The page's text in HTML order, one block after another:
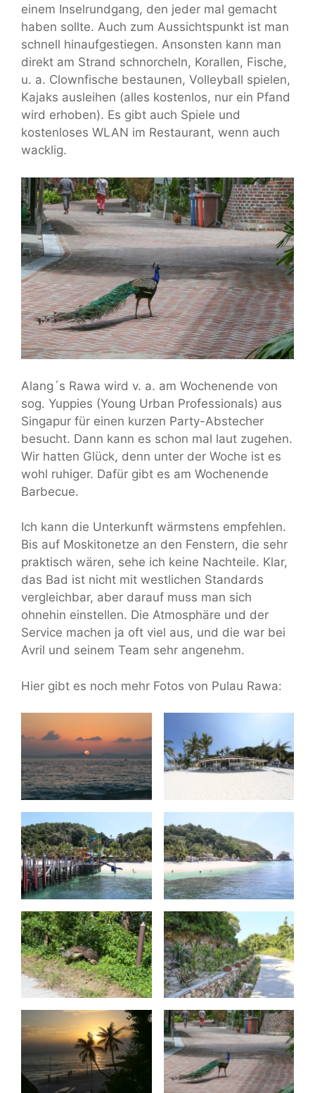
einem Inselrundgang, den jeder mal gemacht
haben sollte. Auch zum Aussichtspunkt ist man
schnell hinaufgestiegen. Ansonsten kann man
direkt am Strand schnorcheln, Korallen, Fische,
u. a. Clownfische bestaunen, Volleyball spielen,
Kajaks ausleihen (alles kostenlos, nur ein Pfand
wird erhoben). Es gibt auch Spiele und
kostenloses WLAN im Restaurant, wenn auch
wacklig.
Alang´s Rawa wird v. a. am Wochenende von
sog. Yuppies (Young Urban Professionals) aus
Singapur für einen kurzen Party-Abstecher
besucht. Dann kann es schon mal laut zugehen.
Wir hatten Glück, denn unter der Woche ist es
wohl ruhiger. Dafür gibt es am Wochenende
Barbecue.
Ich kann die Unterkunft wärmstens empfehlen.
Bis auf Moskitonetze an den Fenstern, die sehr
praktisch wären, sehe ich keine Nachteile. Klar,
das Bad ist nicht mit westlichen Standards
vergleichbar, aber darauf muss man sich
ohnehin einstellen. Die Atmosphäre und der
Service machen ja oft viel aus, und die war bei
Avril und seinem Team sehr angenehm.
Hier gibt es noch mehr Fotos von Pulau Rawa: